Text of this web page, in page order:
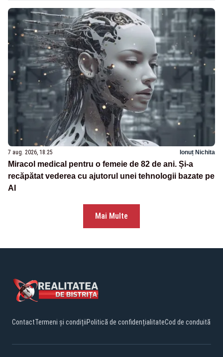
7 aug. 2026, 18:25 Ionuț Nichita
Miracol medical pentru o femeie de 82 de ani. Și-a
recăpătat vederea cu ajutorul unei tehnologii bazate pe
AI
Mai Multe
ContactTermeni și condițiiPolitică de confidențialitateCod de conduită